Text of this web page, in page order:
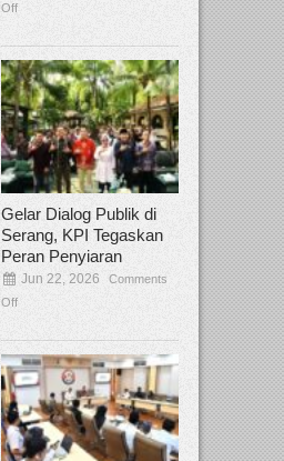
Tamee Irelly Menjadi Juri Open
Film Terbaru...
Sep 08, 2025 Comments Off
Bekasi, Broadcastmagz – Dalam upaya
talenta...
Off
Gelar Dialog Publik di
Serang, KPI Tegaskan
Peran Penyiaran
Jun 22, 2026
Comments
Off